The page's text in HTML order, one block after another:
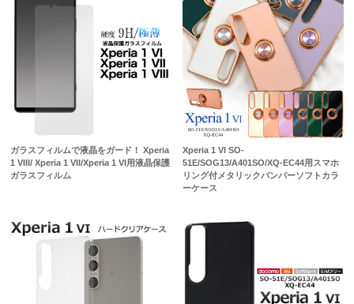
ガラスフィルムで液晶をガード！ Xperia
1 VIII/ Xperia 1 VII/Xperia 1 VI用液晶保護
ガラスフィルム
Xperia 1 VI SO-
51E/SOG13/A401SO/XQ-EC44用スマホ
リング付メタリックバンパーソフトカラ
ーケース